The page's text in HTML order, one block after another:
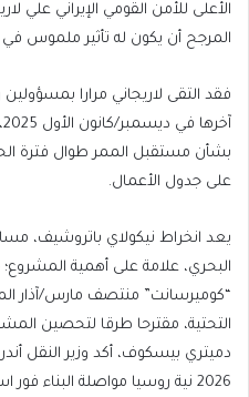
المرجح أن يكون له تأثير ملموس
بشأن مستقبل الممر طوال فترة
على جدول الأعمال.
يعد انخراط نيكولاي باتروشيف،
البحري، علامة على أهمية
“كوميرسانت” منتصف مارس/آذار
التحتية، مقترحا طرقا لتحصين
دميتري بيسكوف، أكد وزير النقل
2026 نية روسيا مواصلة البناء فور استقرار المنطقة.